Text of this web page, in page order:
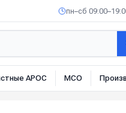
пн–сб
АРОС МСО